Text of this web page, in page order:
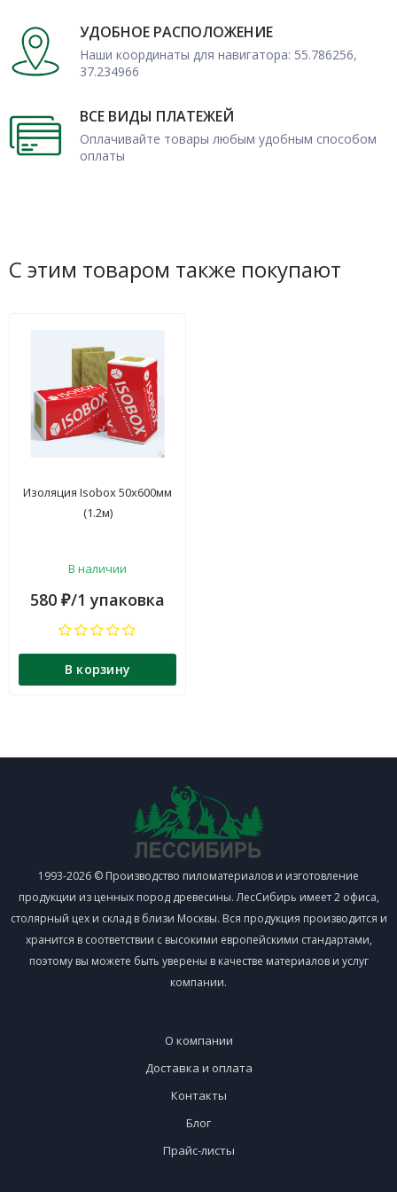
оплаты.
УДОБНОЕ РАСПОЛОЖЕНИЕ
Наши координаты для навигатора: 55.786256,
37.234966
ВСЕ ВИДЫ ПЛАТЕЖЕЙ
Оплачивайте товары любым удобным способом
оплаты
С этим товаром также покупают
Изоляция Isobox 50x600мм
(1.2м)
В наличии
580 ₽/1 упаковка
В корзину
1993-2026 © Производство пиломатериалов и изготовление
продукции из ценных пород древесины. ЛесСибирь имеет 2 офиса,
столярный цех и склад в близи Москвы. Вся продукция производится и
хранится в соответствии с высокими европейскими стандартами,
поэтому вы можете быть уверены в качестве материалов и услуг
компании.
О компании
Доставка и оплата
Контакты
Блог
Прайс-листы